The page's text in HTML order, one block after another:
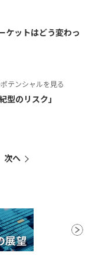
ケットはどう変わっ
テンシャルを見る
型のリスク」
次へ